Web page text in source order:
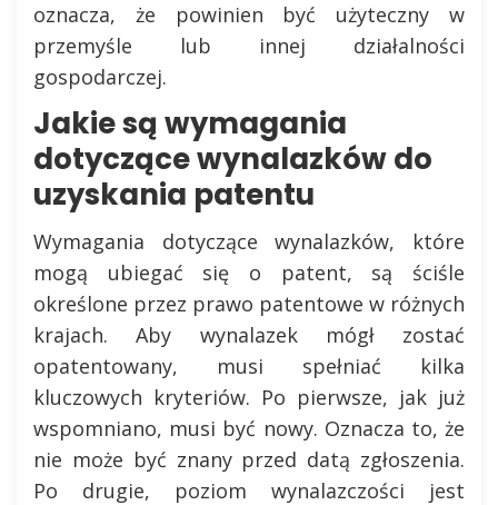
oznacza, że powinien być użyteczny w
przemyśle lub innej działalności
gospodarczej.
Jakie są wymagania
dotyczące wynalazków do
uzyskania patentu
Wymagania dotyczące wynalazków, które
mogą ubiegać się o patent, są ściśle
określone przez prawo patentowe w różnych
krajach. Aby wynalazek mógł zostać
opatentowany, musi spełniać kilka
kluczowych kryteriów. Po pierwsze, jak już
wspomniano, musi być nowy. Oznacza to, że
nie może być znany przed datą zgłoszenia.
Po drugie, poziom wynalazczości jest